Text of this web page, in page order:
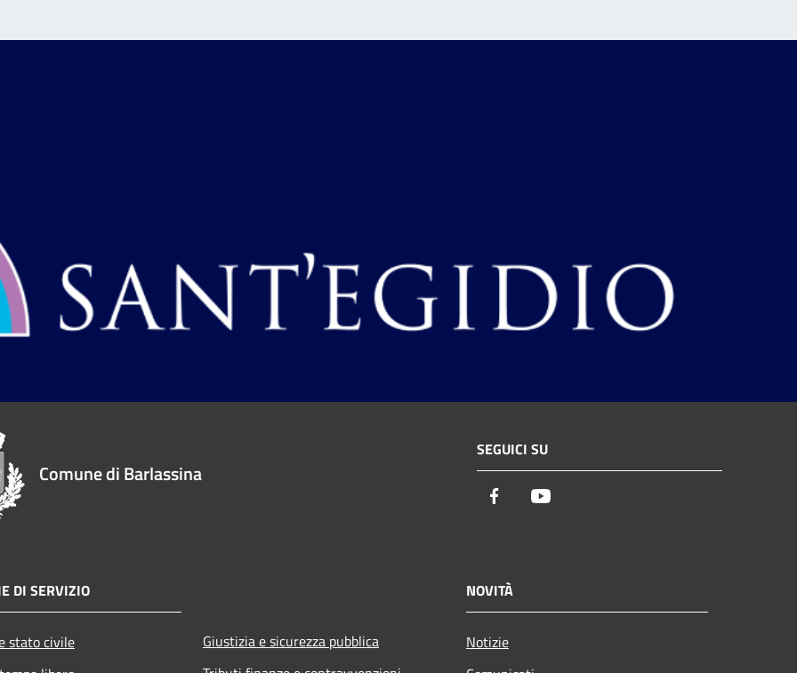
Comune di Barlassina
SEGUICI SU
Facebook
DI SERVIZIO
stato civile
Giustizia e sicurezza pubblica
NOVITÀ
Notizie